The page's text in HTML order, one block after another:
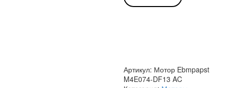
M4E074-
Артикул: Мотор Ebmpapst
M4E074-DF13 AC